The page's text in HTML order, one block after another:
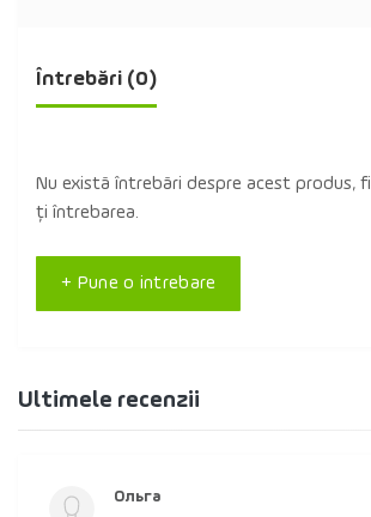
Întrebări (0)
Nu există întrebări despre acest produs,
ți întrebarea.
+ Pune o intrebare
Ultimele recenzii
Ольга